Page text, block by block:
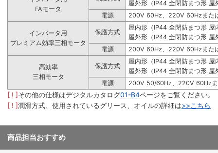
FAモータ
屋外形（IP44 全閉防まつ形 屋
電源
200V 60Hz、220V 60Hzまた
インバータ用
プレミアム効率三相モータ
保護方式
屋内形（IP44 全閉防まつ形 屋
屋外形（IP44 全閉防まつ形 屋
電源
200V 60Hz、220V 60Hzまた
高効率
三相モータ
保護方式
屋内形（IP44 全閉防まつ形 屋
屋外形（IP44 全閉防まつ形 屋
電源
200V 50/60Hz、220V 60Hz
[ ! ]その他の仕様はデジタルカタログ01-B4ページをご覧ください。
[ ! ]潤滑方式、使用されているグリース、オイルの詳細は>>こちら
商品担当おすすめ